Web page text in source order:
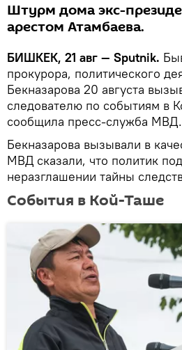
Штурм дома экс-
арестом Атамбаева.
БИШКЕК, 21 авг — Sputnik.
прокурора, политического
Бекназарова 20 августа
следователю по событиям в
сообщила пресс-служба МВД.
Бекназарова вызывали в
МВД сказали, что политик
неразглашении тайны
События в Кой-Таше